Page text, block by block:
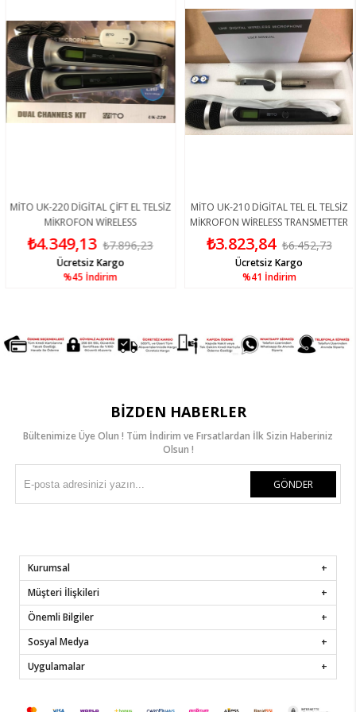
MİTO UK-220 DİGİTAL ÇİFT EL TELSİZ
MİKROFON WİRELESS
₺4.349,13 ₺7.896,23
%45İndirim
Ücretsiz Kargo
MİTO UK-210 DİGİTAL TEL EL TELSİZ
MİKROFON WİRELESS TRANSMETTER
₺3.823,84 ₺6.452,73
%41 İndirim
Ücretsiz Kargo
BIZDEN HABERLER
Bültenimize Üye Olun ! Tüm İndirim ve Fırsatlardan İlk Sizin Haberiniz
Olsun !
GÖNDER
Kurumsal
Müşteri İlişkileri
Önemli Bilgiler
Sosyal Medya
Uygulamalar